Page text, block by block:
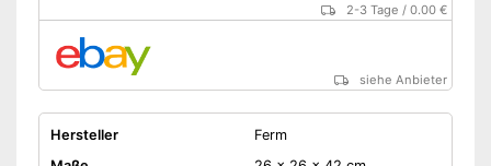
2-3 Tage /0.00 €
siehe Anbieter
Hersteller
Ferm